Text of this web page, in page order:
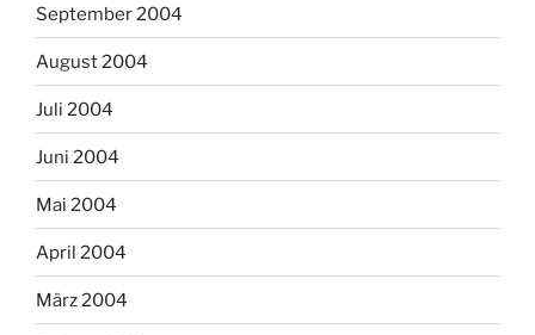
September 2004
August 2004
Juli 2004
Juni 2004
Mai 2004
April 2004
März 2004